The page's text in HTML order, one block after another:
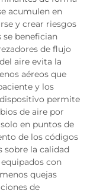
acumulen en
y crear riesgos
se benefician
de flujo
aire evita la
aéreos que
y los
permite
de aire por
en puntos de
de los códigos
sobre la calidad
con
quejas
de